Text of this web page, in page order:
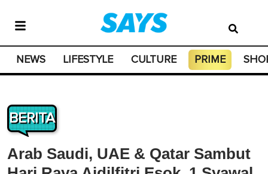
NEWS LIFESTYLE CULTURE PRIME
BERITA
Arab Saudi, UAE & Qatar Sambut